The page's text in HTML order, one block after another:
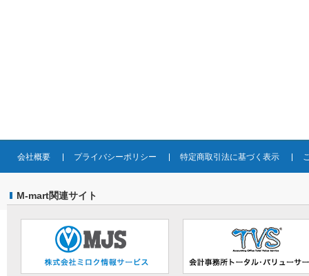
会社概要 プライバシーポリシー 特定商取引法に基づく表示
M-mart関連サイト